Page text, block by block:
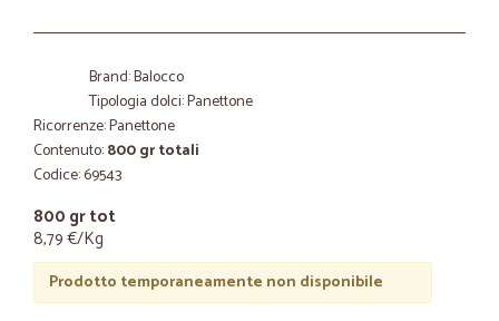
Brand: Balocco
Tipologia dolci: Panettone
Ricorrenze: Panettone
Contenuto:800 gr totali
Codice: 69543
800 gr tot
8,79 €/Kg
Prodotto temporaneamente non disponibile